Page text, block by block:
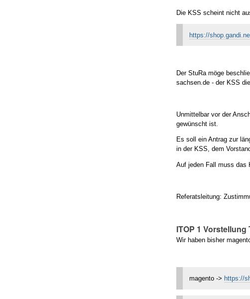
Die KSS scheint nicht
https://
Der StuRa möge
sachsen.de - der KSS
Unmittelbar vor der
gewünscht ist.
Es soll ein Antrag zur
in der KSS, dem
Auf jeden Fall muss das
Referatsleitung:
ITOP 1
Wir haben bisher
magento -> https://